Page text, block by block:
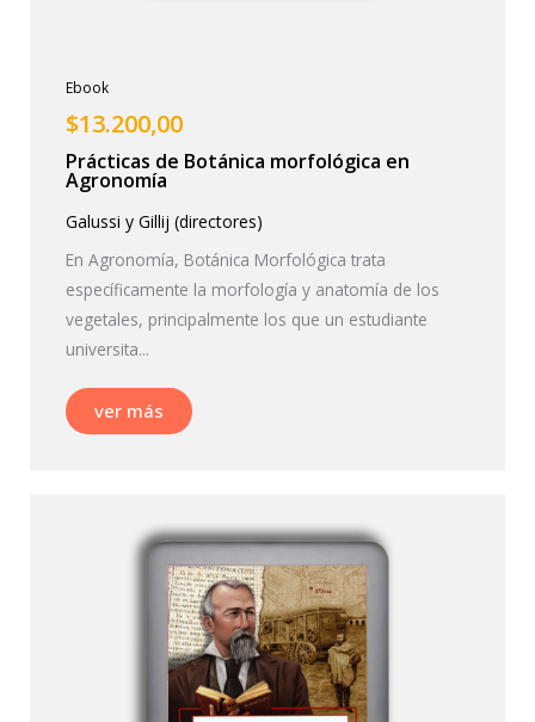
Ebook
$13.200,00
Prácticas de Botánica morfológica en
Agronomía
Galussi y Gillij (directores)
En Agronomía, Botánica Morfológica trata
específicamente la morfología y anatomía de los
vegetales, principalmente los que un estudiante
universita...
ver más